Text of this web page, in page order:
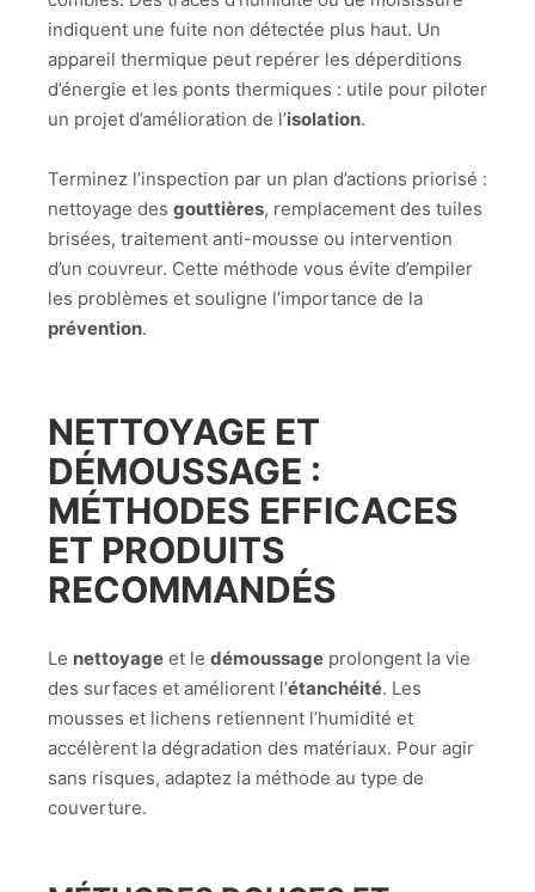
indiquent une fuite non détectée plus haut. Un
appareil thermique peut repérer les déperditions
d’énergie et les ponts thermiques : utile pour piloter
un projet d’amélioration de l’isolation.
Terminez l’inspection par un plan d’actions priorisé :
nettoyage des gouttières, remplacement des tuiles
brisées, traitement anti-mousse ou intervention
d’un couvreur. Cette méthode vous évite d’empiler
les problèmes et souligne l’importance de la
prévention.
NETTOYAGE ET
DÉMOUSSAGE :
MÉTHODES EFFICACES
ET PRODUITS
RECOMMANDÉS
Le nettoyage et le démoussage prolongent la vie
des surfaces et améliorent l’étanchéité. Les
mousses et lichens retiennent l’humidité et
accélèrent la dégradation des matériaux. Pour agir
sans risques, adaptez la méthode au type de
couverture.